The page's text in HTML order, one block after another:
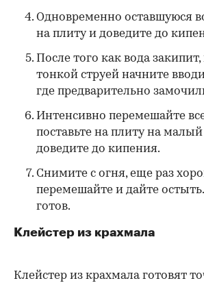
Одновременно оставшуюся
на плиту и доведите до
После того как вода
тонкой струей начните
где предварительно
Интенсивно перемешайте
поставьте на плиту на
доведите до кипения.
Снимите с огня, еще раз
перемешайте и дайте
готов.
Клейстер из крахмала
Клейстер из крахмала готовят